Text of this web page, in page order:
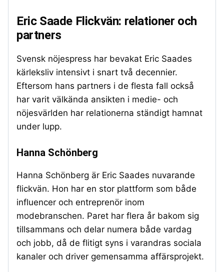
Eric Saade Flickvän: relationer och
partners
Svensk nöjespress har bevakat Eric Saades
kärleksliv intensivt i snart två decennier.
Eftersom hans partners i de flesta fall också
har varit välkända ansikten i medie- och
nöjesvärlden har relationerna ständigt hamnat
under lupp.
Hanna Schönberg
Hanna Schönberg är Eric Saades nuvarande
flickvän. Hon har en stor plattform som både
influencer och entreprenör inom
modebranschen. Paret har flera år bakom sig
tillsammans och delar numera både vardag
och jobb, då de flitigt syns i varandras sociala
kanaler och driver gemensamma affärsprojekt.